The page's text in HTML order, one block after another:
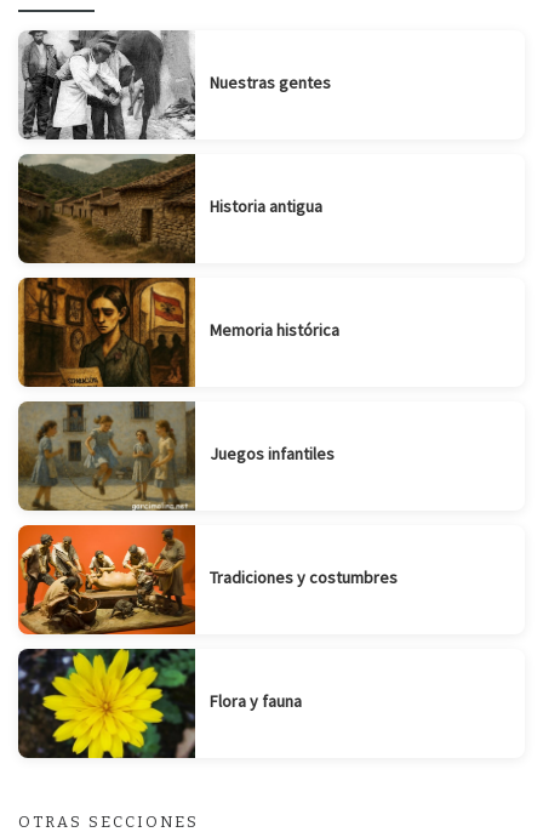
Nuestras gentes
Historia antigua
Memoria histórica
Juegos infantiles
Tradiciones y costumbres
Flora y fauna
OTRAS SECCIONES